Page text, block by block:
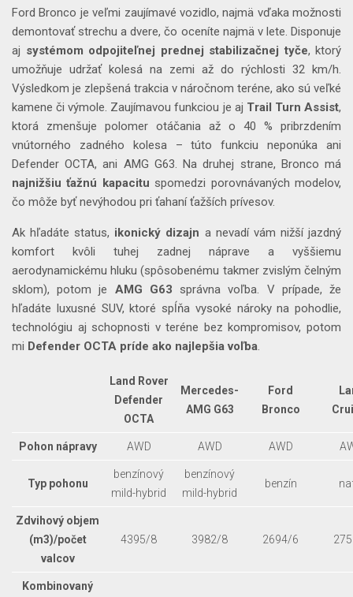
Ford Bronco je veľmi zaujímavé vozidlo, najmä vďaka možnosti
demontovať strechu a dvere, čo oceníte najmä v lete. Disponuje
aj systémom odpojiteľnej prednej stabilizačnej tyče, ktorý
umožňuje udržať kolesá na zemi až do rýchlosti 32 km/h.
Výsledkom je zlepšená trakcia v náročnom teréne, ako sú veľké
kamene či výmole. Zaujímavou funkciou je aj Trail Turn Assist,
ktorá zmenšuje polomer otáčania až o 40 % pribrzdením
vnútorného zadného kolesa – túto funkciu neponúka ani
Defender OCTA, ani AMG G63. Na druhej strane, Bronco má
najnižšiu ťažnú kapacitu spomedzi porovnávaných modelov,
čo môže byť nevýhodou pri ťahaní ťažších prívesov.
Ak hľadáte status, ikonický dizajn a nevadí vám nižší jazdný
komfort kvôli tuhej zadnej náprave a vyššiemu
aerodynamickému hluku (spôsobenému takmer zvislým čelným
sklom), potom je AMG G63 správna voľba. V prípade, že
hľadáte luxusné SUV, ktoré spĺňa vysoké nároky na pohodlie,
technológiu aj schopnosti v teréne bez kompromisov, potom
mi Defender OCTA príde ako najlepšia voľba.
Land Rover
Defender
OCTA
Mercedes-
AMG G63
Ford
Bronco
Pohon nápravy AWD AWD AWD
Typ pohonu
benzínový
mild-hybrid
benzínový
mild-hybrid
benzín
Zdvihový objem
(m3)/počet
valcov
4395/8 3982/8 2694/6
Kombinovaný